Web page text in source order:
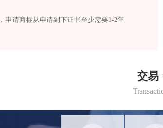
申请商标从申请到下证书至少需要1-2年
交易